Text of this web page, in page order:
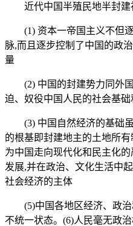
近代中国半殖民地半封建
(1) 资本一帝国主义不但逐
脉,而且逐步控制了中国的政
量
(2) 中国的封建势力同外国
迫、奴役中国人民的社会基础
(3) 中国自然经济的基础虽
的根基即封建地主的土地所
为中国走向现代化和民主化
发展,并在政治、文化生活中
社会经济的主体
(5)中国各地区经济、政治
不统一状态。(6)人民毫无政